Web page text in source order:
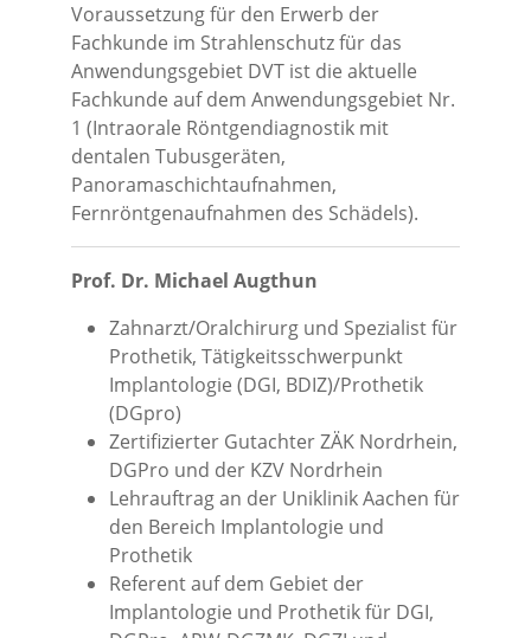
Voraussetzung für den Erwerb der
Fachkunde im Strahlenschutz für das
Anwendungsgebiet DVT ist die aktuelle
Fachkunde auf dem Anwendungsgebiet Nr.
1 (Intraorale Röntgendiagnostik mit
dentalen Tubusgeräten,
Panoramaschichtaufnahmen,
Fernröntgenaufnahmen des Schädels).
Prof. Dr. Michael Augthun
Zahnarzt/Oralchirurg und Spezialist für
Prothetik, Tätigkeitsschwerpunkt
Implantologie (DGI, BDIZ)/Prothetik
(DGpro)
Zertifizierter Gutachter ZÄK Nordrhein,
DGPro und der KZV Nordrhein
Lehrauftrag an der Uniklinik Aachen für
den Bereich Implantologie und
Prothetik
Referent auf dem Gebiet der
Implantologie und Prothetik für DGI,